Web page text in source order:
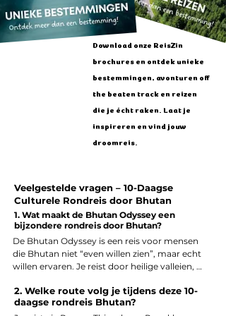
Download onze ReisZin
brochures en ontdek unieke
bestemmingen, avonturen off
the beaten track en reizen
die je écht raken. Laat je
inspireren en vind jouw
droomreis.
Veelgestelde vragen – 10-Daagse
Culturele Rondreis door Bhutan
1. Wat maakt de Bhutan Odyssey een
bijzondere rondreis door Bhutan?
De Bhutan Odyssey is een reis voor mensen
die Bhutan niet “even willen zien”, maar echt
willen ervaren. Je reist door heilige valleien,
eeuwenoude kloosters, over bergpassen met
gebedsvlaggen en Himalaya-uitzichten. De
2. Welke route volg je tijdens deze 10-
daagse rondreis Bhutan?